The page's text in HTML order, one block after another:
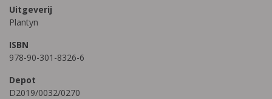
Uitgeverij
Plantyn
ISBN
978-90-301-8326-6
Depot
D2019/0032/0270